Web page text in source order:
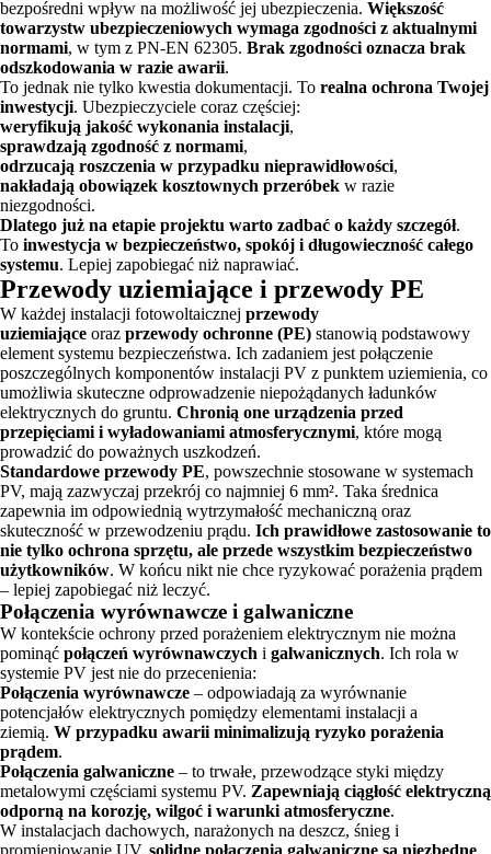
bezpośredni wpływ na możliwość jej ubezpieczenia. Większość
towarzystw ubezpieczeniowych wymaga zgodności z aktualnymi
normami, w tym z PN-EN 62305. Brak zgodności oznacza brak
odszkodowania w razie awarii.
To jednak nie tylko kwestia dokumentacji. To realna ochrona Twojej
inwestycji. Ubezpieczyciele coraz częściej:
weryfikują jakość wykonania instalacji,
sprawdzają zgodność z normami,
odrzucają roszczenia w przypadku nieprawidłowości,
nakładają obowiązek kosztownych przeróbek w razie
niezgodności.
Dlatego już na etapie projektu warto zadbać o każdy szczegół.
To inwestycja w bezpieczeństwo, spokój i długowieczność całego
systemu. Lepiej zapobiegać niż naprawiać.
Przewody uziemiające i przewody PE
W każdej instalacji fotowoltaicznej przewody
uziemiające oraz przewody ochronne (PE) stanowią podstawowy
element systemu bezpieczeństwa. Ich zadaniem jest połączenie
poszczególnych komponentów instalacji PV z punktem uziemienia, co
umożliwia skuteczne odprowadzenie niepożądanych ładunków
elektrycznych do gruntu. Chronią one urządzenia przed
przepięciami i wyładowaniami atmosferycznymi, które mogą
prowadzić do poważnych uszkodzeń.
Standardowe przewody PE, powszechnie stosowane w systemach
PV, mają zazwyczaj przekrój co najmniej 6 mm². Taka średnica
zapewnia im odpowiednią wytrzymałość mechaniczną oraz
skuteczność w przewodzeniu prądu. Ich prawidłowe zastosowanie to
nie tylko ochrona sprzętu, ale przede wszystkim bezpieczeństwo
użytkowników. W końcu nikt nie chce ryzykować porażenia prądem
– lepiej zapobiegać niż leczyć.
Połączenia wyrównawcze i galwaniczne
W kontekście ochrony przed porażeniem elektrycznym nie można
pominąć połączeń wyrównawczych i galwanicznych. Ich rola w
systemie PV jest nie do przecenienia:
Połączenia wyrównawcze – odpowiadają za wyrównanie
potencjałów elektrycznych pomiędzy elementami instalacji a
ziemią. W przypadku awarii minimalizują ryzyko porażenia
prądem.
Połączenia galwaniczne – to trwałe, przewodzące styki między
metalowymi częściami systemu PV. Zapewniają ciągłość elektryczną
odporną na korozję, wilgoć i warunki atmosferyczne.
W instalacjach dachowych, narażonych na deszcz, śnieg i
promieniowanie UV, solidne połączenia galwaniczne są niezbędne.